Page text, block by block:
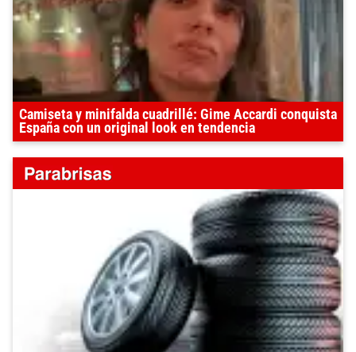
Camiseta y minifalda cuadrillé: Gime Accardi conquista
España con un original look en tendencia